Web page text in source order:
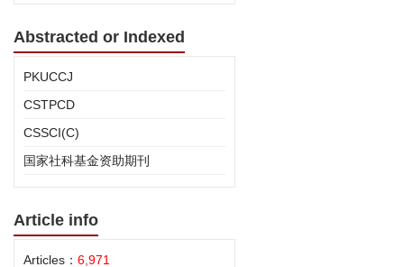
Abstracted or Indexed
PKUCCJ
CSTPCD
CSSCI(C)
国家社科基金资助期刊
Article info
Articles： 6,971